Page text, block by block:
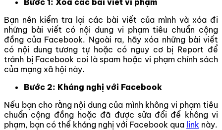
Bạn nên kiểm tra lại các bài viết của mình và xóa đi
những bài viết có nội dung vi phạm tiêu chuẩn cộng
đồng của Facebook. Ngoài ra, hãy xóa những bài viết
có nội dung tương tự hoặc có nguy cơ bị Report để
tránh bị Facebook coi là spam hoặc vi phạm chính sách
của mạng xã hội này.
Bước 2: Kháng nghị với Facebook
Nếu bạn cho rằng nội dung của mình không vi phạm tiêu
chuẩn cộng đồng hoặc đã được sửa đổi để không vi
phạm, bạn có thể kháng nghị với Facebook qua link này.